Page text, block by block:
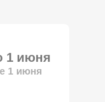
1 июня
1 июня